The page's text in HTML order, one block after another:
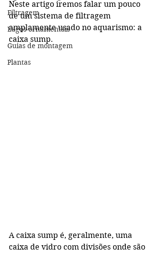
Filtragem
Lagos ornamentais
Guias de montagem
Plantas
Neste artigo iremos falar um pouco
de um sistema de filtragem
amplamente usado no aquarismo: a
caixa sump.
A caixa sump é, geralmente, uma
caixa de vidro com divisões onde são